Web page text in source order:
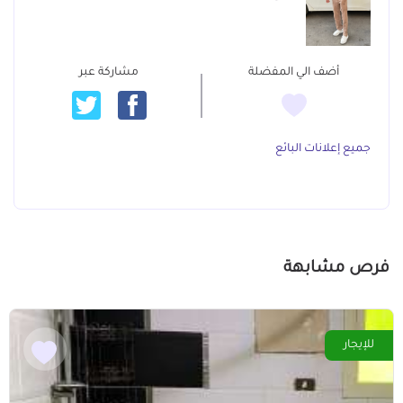
أضف الي المفضلة مشاركة عبر
جميع إعلانات البائع
فرص مشابهة
للإيجار